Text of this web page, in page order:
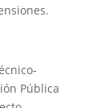
Pública